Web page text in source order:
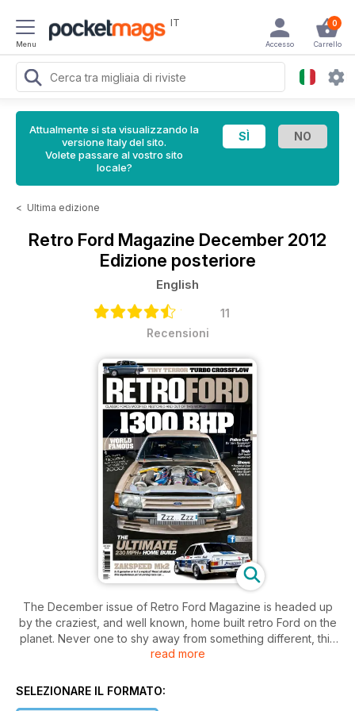
Menu
IT 0
Carrello
Accesso
Attualmente si sta visualizzando la
versione Italy del sito.
Volete passare al vostro sito
locale?
< Ultima edizione
Retro Ford Magazine December 2012
Edizione posteriore
English
11
Recensioni
The December issue of Retro Ford Magazine is headed up
by the craziest, and well known, home built retro Ford on the
planet. Never one to shy away from something different, this
month we bring you a Mk2 Granada with a difference.
turbo-charged and produces in excess of 1300bhp. It has a
read more
SELEZIONARE IL FORMATO: